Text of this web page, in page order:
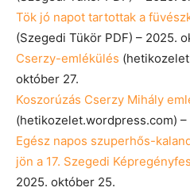
Tök jó napot tartottak a
(Szegedi Tükör PDF) – 2025.
Cserzy-emlékülés
október 27.
Koszorúzás Cserzy Mihály
(hetikozelet.wordpress.com) –
Egész napos szuperhős-
jön a 17. Szegedi
2025. október 25.